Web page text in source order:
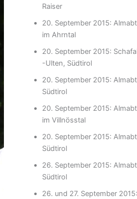
Raiser
20. September 2015:
im Ahrntal
20. September 2015:
-Ulten, Südtirol
20. September 2015:
Südtirol
20. September 2015:
im Villnösstal
20. September 2015:
Südtirol
26. September 2015:
Südtirol
26. und 27. September